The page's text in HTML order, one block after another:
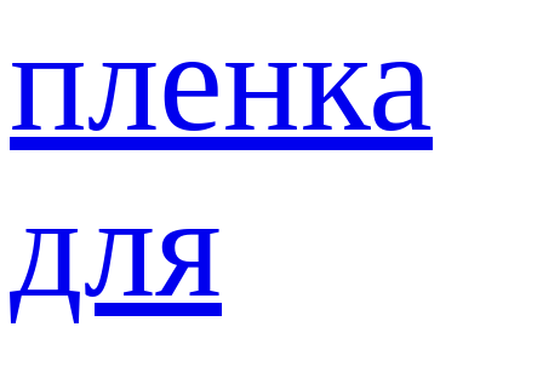
пленка
для